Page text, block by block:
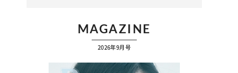
MAGAZINE
2026年9月号